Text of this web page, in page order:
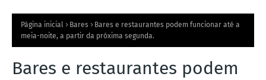
Página inicial Bares
Bares e restaurantes podem funcionar até a
meia-noite, a partir da próxima segunda.
Bares e restaurantes podem